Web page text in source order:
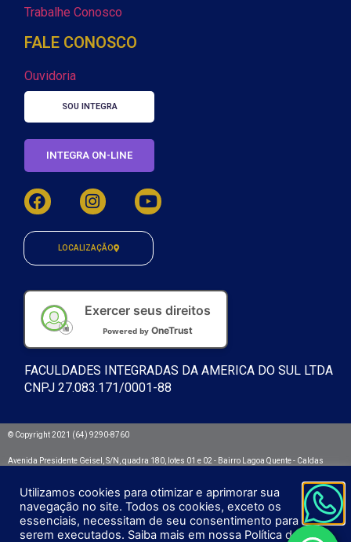
Trabalhe Conosco
FALE CONOSCO
Ouvidoria
SOU INTEGRA
INTEGRA ON-LINE
LOCALIZAÇÃO
Exercer seus direitos
Powered by OneTrust
FACULDADES INTEGRADAS DA AMERICA DO SUL LTDA
CNPJ 27.083.171/0001-88
© Copyright 2021 (64) 9290-8760
Avenida Presidente Geisel, S/N, quadra 180, lotes 01 e 02 - Bairro Lagoa Quente - Caldas
Integra - Faculdades Integradas da América do Sul
Utilizamos cookies para otimizar e aprimorar sua
navegação no site. Todos os cookies, exceto os
essenciais, necessitam de seu consentimento para
serem executados. Saiba mais em nossa Política de